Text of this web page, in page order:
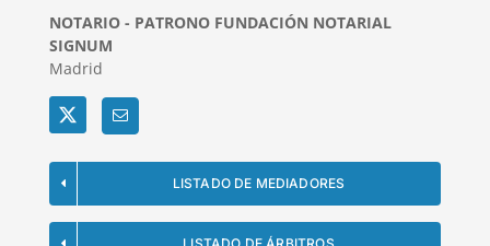
NOTARIO - PATRONO FUNDACIÓN NOTARIAL
SIGNUM
Madrid
Twitter
LISTADO DE MEDIADORES